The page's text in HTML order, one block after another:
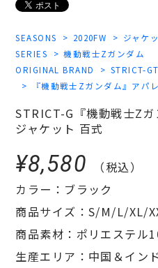
SEASONS 2020FW
ジャケ
SERIES
機動戦士Zガンダム
ORIGINAL BRAND
STRICT-GT
『機動戦士Zガンダム』アパ
STRICT-G『機動戦士Z
ジャケット 百式
¥8,580
（税込）
カラー：ブラック
商品サイズ：S/M/L/XL/
商品素材：ポリエステル
生産エリア：中国＆イン